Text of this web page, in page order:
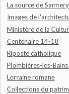
La source de
Images de
Ministère de la
Centenaire 14-18
Riposte catholique
Plombières-les-Bains
Lorraine romane
Collections du